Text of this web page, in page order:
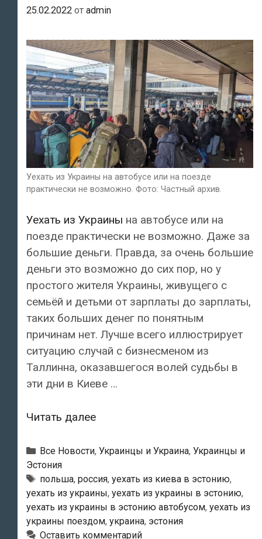
25.02.2022 от admin
Уехать из Украины на автобусе или на поезде
практически не возможно. Фото: Частный архив.
Уехать из Украины на автобусе или на
поезде практически не возможно. Даже за
большие деньги. Правда, за очень большие
деньги это возможно до сих пор, но у
простого жителя Украины, живущего с
семьёй и детьми от зарплаты до зарплаты,
таких больших денег по понятным
причинам нет. Лучше всего иллюстрирует
ситуацию случай с бизнесменом из
Таллинна, оказавшегося волей судьбы в
эти дни в Киеве …
Читать далееУехать
Украины
автобусе
или
на
поезде
Рубрики
Все Новости, Украинцы и Украина, Украинцы и
Эстония
Метки
польша, россия, уехать из киева в эстонию,
уехать из украины, уехать из украины в эстонию,
уехать из украины в эстонию автобусом, уехать из
украины поездом, украина, эстония
Оставить комментарий